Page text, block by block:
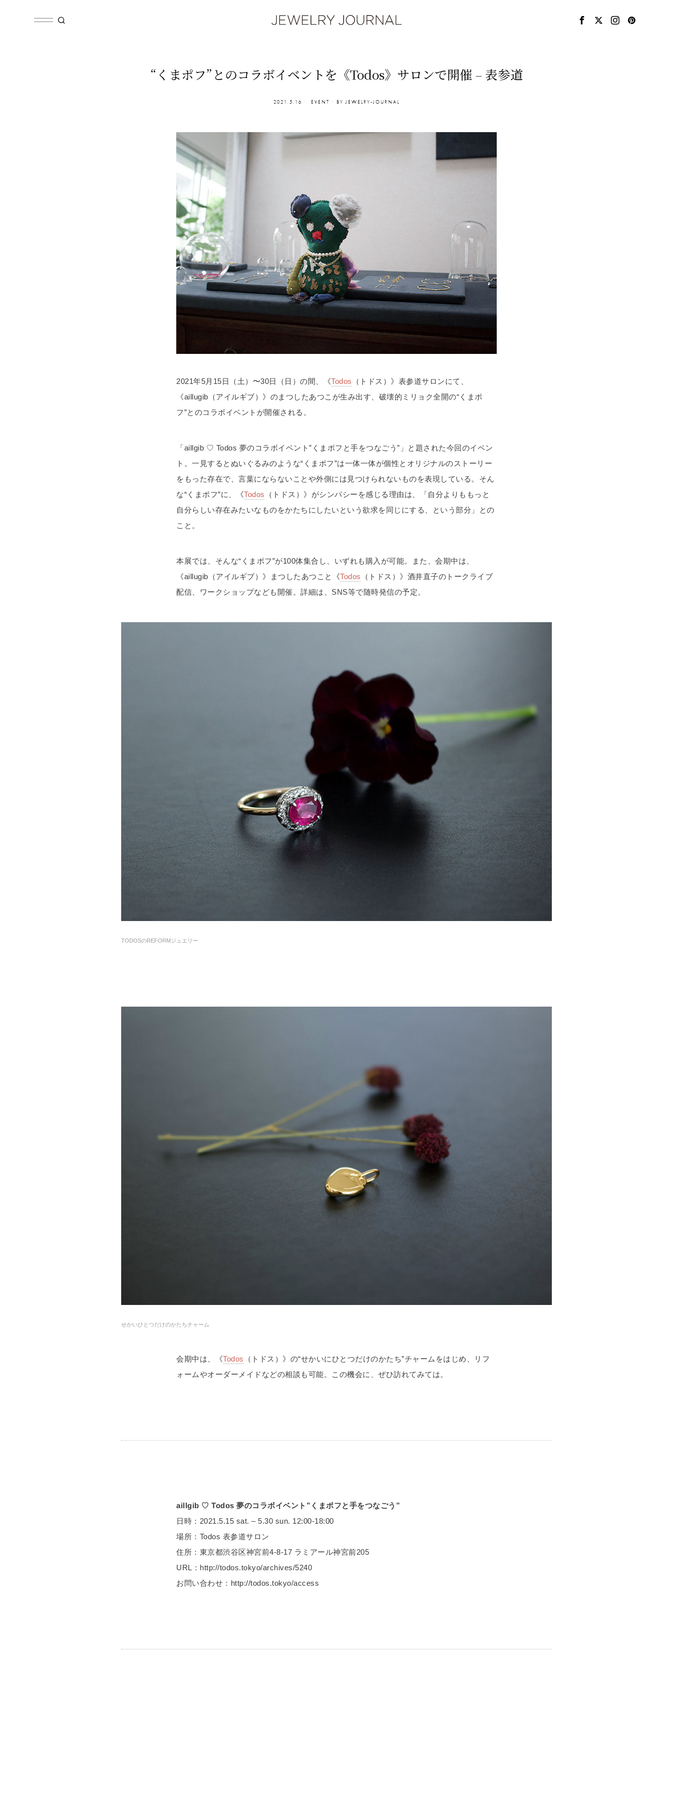
“くまポフ”とのコラボイベントを《Todos》サロンで開催 – 表参道
2021.5.16 EVENT BY JEWELRY-JOURNAL
2021年5月15日（土）〜30日（日）の間、《Todos （トドス）》表参道サロンにて、
《aillugib（アイルギブ）》のまつしたあつこが生み出す、破壊的ミリョク全開の“くまポ
フ”とのコラボイベントが開催される。
「aillgib ♡ Todos 夢のコラボイベント”くまポフと手をつなごう”」と題された今回のイベン
ト。一見するとぬいぐるみのような“くまポフ”は一体一体が個性とオリジナルのストーリー
をもった存在で、言葉にならないことや外側には見つけられないものを表現している。そん
な“くまポフ”に、《Todos （トドス）》がシンパシーを感じる理由は、「自分よりももっと
自分らしい存在みたいなものをかたちにしたいという欲求を同じにする、という部分」との
こと。
本展では、そんな“くまポフ”が100体集合し、いずれも購入が可能。また、会期中は、
《aillugib（アイルギブ）》まつしたあつこと《Todos （トドス）》酒井直子のトークライブ
配信、ワークショップなども開催。詳細は、SNS等で随時発信の予定。
TODOSのREFORMジュエリー
せかいひとつだけのかたちチャーム
会期中は、《Todos （トドス）》の“せかいにひとつだけのかたち”チャームをはじめ、リフ
ォームやオーダーメイドなどの相談も可能。この機会に、ぜひ訪れてみては。
aillgib ♡ Todos 夢のコラボイベント”くまポフと手をつなごう”
日時：2021.5.15 sat. – 5.30 sun. 12:00-18:00
場所：Todos 表参道サロン
住所：東京都渋谷区神宮前4-8-17 ラミアール神宮前205
URL：http://todos.tokyo/archives/5240
お問い合わせ：http://todos.tokyo/access